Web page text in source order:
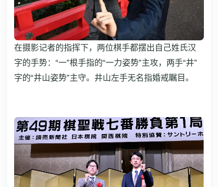
在摄影记者的指挥下，两位棋手都摆出自己姓氏汉
字的手势：“一”根手指的“一力姿势”主攻，两手“井”
字的“井山姿势”主守。井山左手无名指婚戒瞩目。